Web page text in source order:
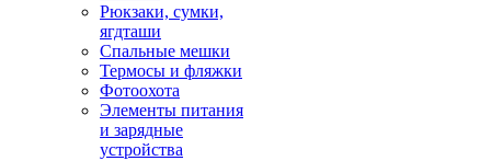
Рюкзаки, сумки,
ягдташи
Спальные мешки
Термосы и фляжки
Фотоохота
Элементы питания
и зарядные
устройства